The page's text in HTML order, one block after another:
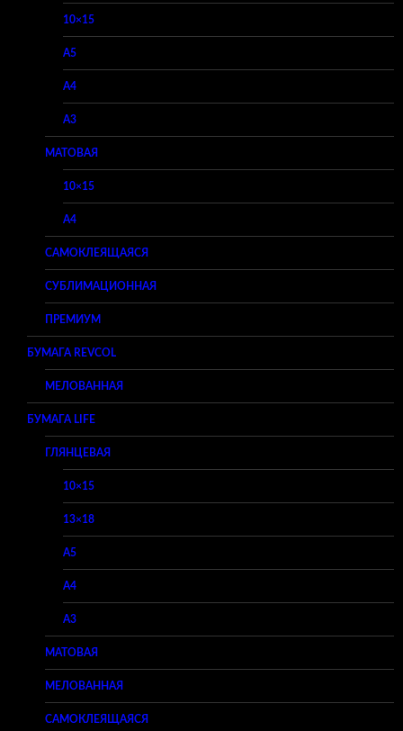
10×15
A5
A4
A3
МАТОВАЯ
10×15
A4
САМОКЛЕЯЩАЯСЯ
СУБЛИМАЦИОННАЯ
ПРЕМИУМ
БУМАГА REVCOL
МЕЛОВАННАЯ
БУМАГА LIFE
ГЛЯНЦЕВАЯ
10×15
13×18
A5
A4
A3
МАТОВАЯ
МЕЛОВАННАЯ
САМОКЛЕЯЩАЯСЯ